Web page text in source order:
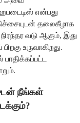
என்பது
தலைகீழாக
வடு ஆகும், இது
உருவாகிறது.
நீங்கள்